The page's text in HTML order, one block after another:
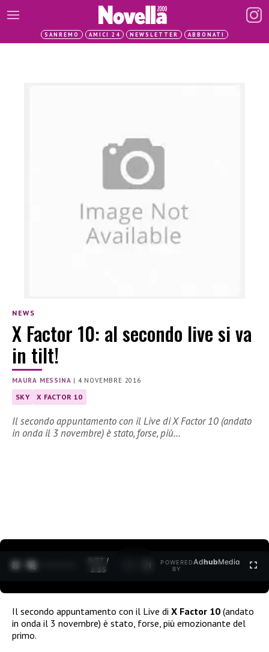
SANREMO AMICI 24 NEWSLETTER ABBONATI
NEWS
X Factor 10: al secondo live si va
in tilt!
MAURA MESSINA | 4 NOVEMBRE 2016
SKY X FACTOR 10
Il secondo appuntamento con il Live di X Factor 10 (andato
in onda il 3 novembre) è stato, forse, più…
0:27 /
3:35
POWERED
BY
AdhubMedia
Il secondo appuntamento con il Live di X Factor 10 (andato
in onda il 3 novembre) è stato, forse, più emozionante del
primo.